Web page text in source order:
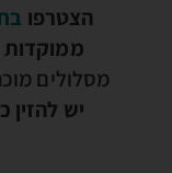
הצטרפו
מסלולים
יש להזין